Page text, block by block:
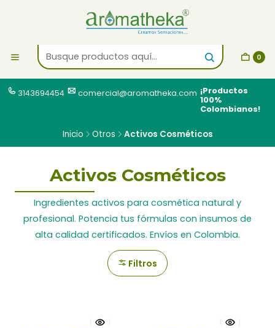
0
3143694454 comercial@aromatheka.com ¡Productos
100%
Colombianos!
Inicio Otros Activos Cosméticos
Activos Cosméticos
Ingredientes activos para cosmética natural y
profesional. Potencia tus fórmulas con insumos de
alta calidad certificados. Envíos en Colombia.
Filtros